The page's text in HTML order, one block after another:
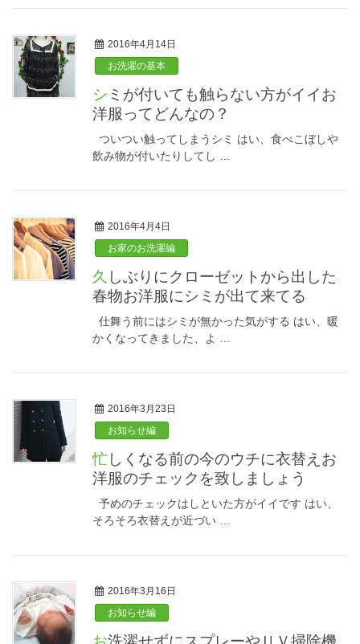
2016年4月14日
お洗濯の基本
シミが付いても触らない方がイイお
洋服ってどんなの？
ついつい触ってしまうシミ はい、食べこぼしや
飲み物が付いたりしてし …
2016年4月4日
お家のお洗濯編
久しぶりにクローゼットから出した
春物お洋服にシミが出て来てる
仕舞う前にはシミが無かった気がする はい、暖
かくなってきました、よ …
2016年3月23日
お知らせ編
忙しくなる前の今のウチに衣替えお
洋服のチェックを致しましょう
予めのチェックはしといた方がイイです はい、
そろそろ衣替えが近づい …
2016年3月16日
お知らせ編